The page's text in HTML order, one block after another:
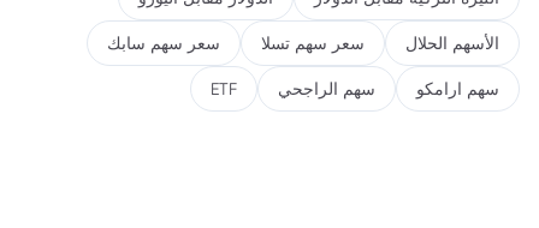
الأسهم الحلال سعر سهم تسلا سعر سهم سابك
سهم ارامكو سهم الراجحي ETF